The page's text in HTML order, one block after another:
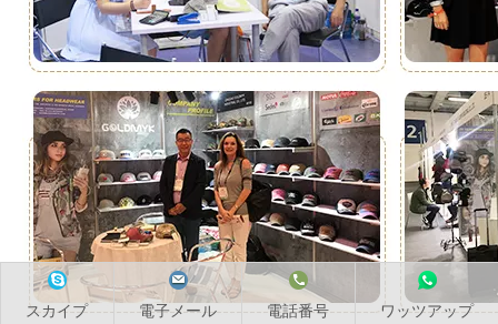
スカイプ 電子メール 電話番号 ワッツアップ